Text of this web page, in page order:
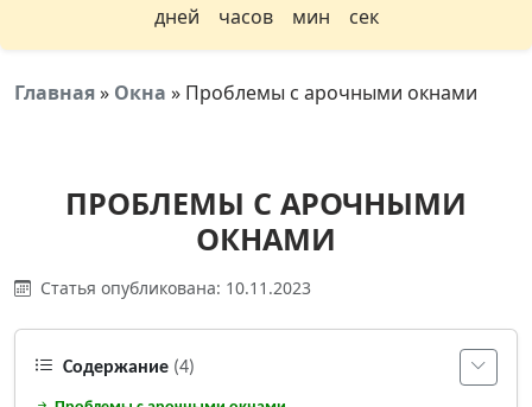
дней часов мин сек
Главная» Окна » Проблемы с арочными окнами
ПРОБЛЕМЫ С АРОЧНЫМИ
ОКНАМИ
Статья опубликована: 10.11.2023
Содержание (4)